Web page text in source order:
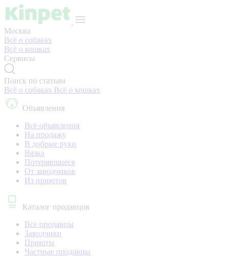
Москва
Всё о собаках
Всё о кошках
Сервисы
Поиск по статьям
Всё о собаках Всё о кошках
Объявления
Все объявления
На продажу
В добрые руки
Вязка
Потерявшиеся
От заводчиков
Из приютов
Каталог продавцов
Все продавцы
Заводчики
Приюты
Частные продавцы